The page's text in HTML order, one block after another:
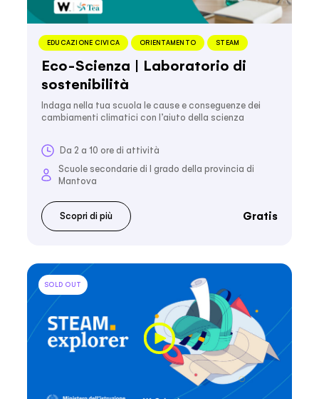
EDUCAZIONE CIVICA ORIENTAMENTO STEAM
Eco-Scienza | Laboratorio di
sostenibilità
Indaga nella tua scuola le cause e conseguenze dei
cambiamenti climatici con l’aiuto della scienza
Da 2 a 10 ore di attività
Scuole secondarie di I grado della provincia di
Mantova
Scopri di più Gratis
SOLD OUT